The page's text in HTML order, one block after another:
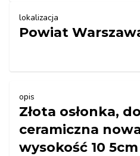
lokalizacja
Powiat
opis
Złota osłonka,
ceramiczna
wysokość 10